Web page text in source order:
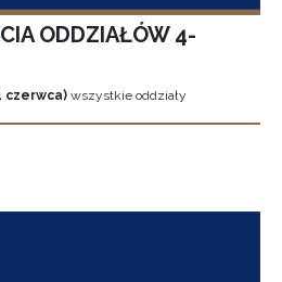
ODDZIAŁÓW 4-
czerwca) wszystkie oddziały